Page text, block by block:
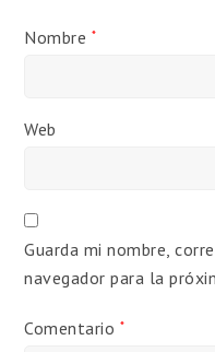
Nombre *
Web
Guarda mi nombre,
navegador para la
Comentario *